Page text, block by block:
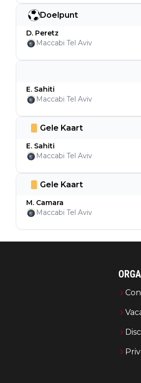
Gele Kaart
M. Camara
Maccabi Tel Aviv
Gele Kaart
E. Sahiti
Maccabi Tel Aviv
E. Sahiti
Maccabi Tel Aviv
Doelpunt
D. Peretz
Maccabi Tel Aviv